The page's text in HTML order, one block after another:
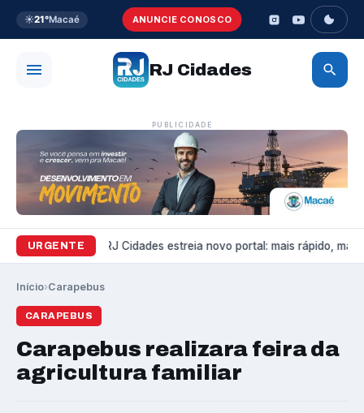
☀️21°Macaé ANUNCIE CONOSCO
RJ Cidades
PUBLICIDADE
URGENTE
Variedades RJ Cidades estreia novo portal: mais rápido,
Início›Carapebus
CARAPEBUS
Carapebus realizara feira da
agricultura familiar